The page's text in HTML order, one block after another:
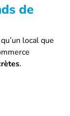
de
local que
.